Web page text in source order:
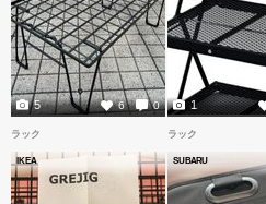
6 0
5 1
ラック
IKEA
ラック
SUBARU